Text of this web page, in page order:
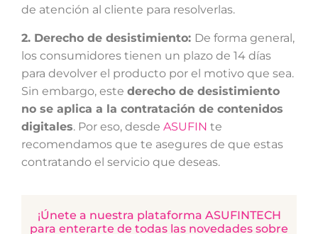
de atención al cliente para resolverlas.
2. Derecho de desistimiento: De forma general,
los consumidores tienen un plazo de 14 días
para devolver el producto por el motivo que sea.
Sin embargo, este derecho de desistimiento
no se aplica a la contratación de contenidos
digitales. Por eso, desde ASUFIN te
recomendamos que te asegures de que estas
contratando el servicio que deseas.
¡Únete a nuestra plataforma ASUFINTECH
para enterarte de todas las novedades sobre